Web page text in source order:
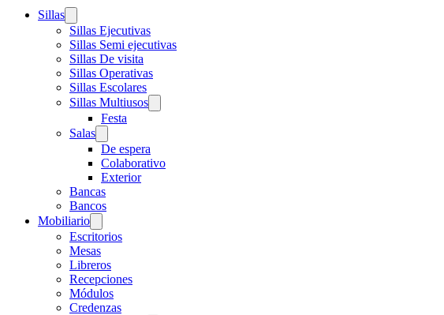
Sillas
Sillas Ejecutivas
Sillas Semi ejecutivas
Sillas De visita
Sillas Operativas
Sillas Escolares
Sillas Multiusos
Festa
Salas
De espera
Colaborativo
Exterior
Bancas
Bancos
Mobiliario
Escritorios
Mesas
Libreros
Recepciones
Módulos
Credenzas